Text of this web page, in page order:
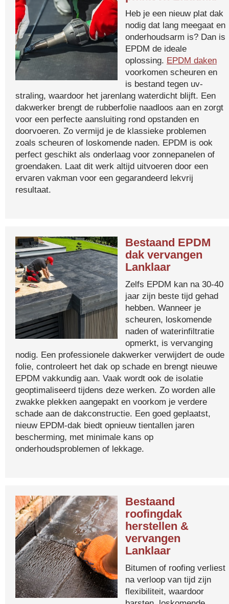
Heb je een nieuw plat dak
nodig dat lang meegaat en
onderhoudsarm is? Dan is
EPDM de ideale
oplossing. EPDM daken
voorkomen scheuren en
is bestand tegen uv-
straling, waardoor het jarenlang waterdicht blijft. Een
dakwerker brengt de rubberfolie naadloos aan en zorgt
voor een perfecte aansluiting rond opstanden en
doorvoeren. Zo vermijd je de klassieke problemen
zoals scheuren of loskomende naden. EPDM is ook
perfect geschikt als onderlaag voor zonnepanelen of
groendaken. Laat dit werk altijd uitvoeren door een
ervaren vakman voor een gegarandeerd lekvrij
resultaat.
Bestaand EPDM
dak vervangen
Lanklaar
Zelfs EPDM kan na 30-40
jaar zijn beste tijd gehad
hebben. Wanneer je
scheuren, loskomende
naden of waterinfiltratie
opmerkt, is vervanging
nodig. Een professionele dakwerker verwijdert de oude
folie, controleert het dak op schade en brengt nieuwe
EPDM vakkundig aan. Vaak wordt ook de isolatie
geoptimaliseerd tijdens deze werken. Zo worden alle
zwakke plekken aangepakt en voorkom je verdere
schade aan de dakconstructie. Een goed geplaatst,
nieuw EPDM-dak biedt opnieuw tientallen jaren
bescherming, met minimale kans op
onderhoudsproblemen of lekkage.
Bestaand
roofingdak
herstellen &
vervangen
Lanklaar
Bitumen of roofing verliest
na verloop van tijd zijn
flexibiliteit, waardoor